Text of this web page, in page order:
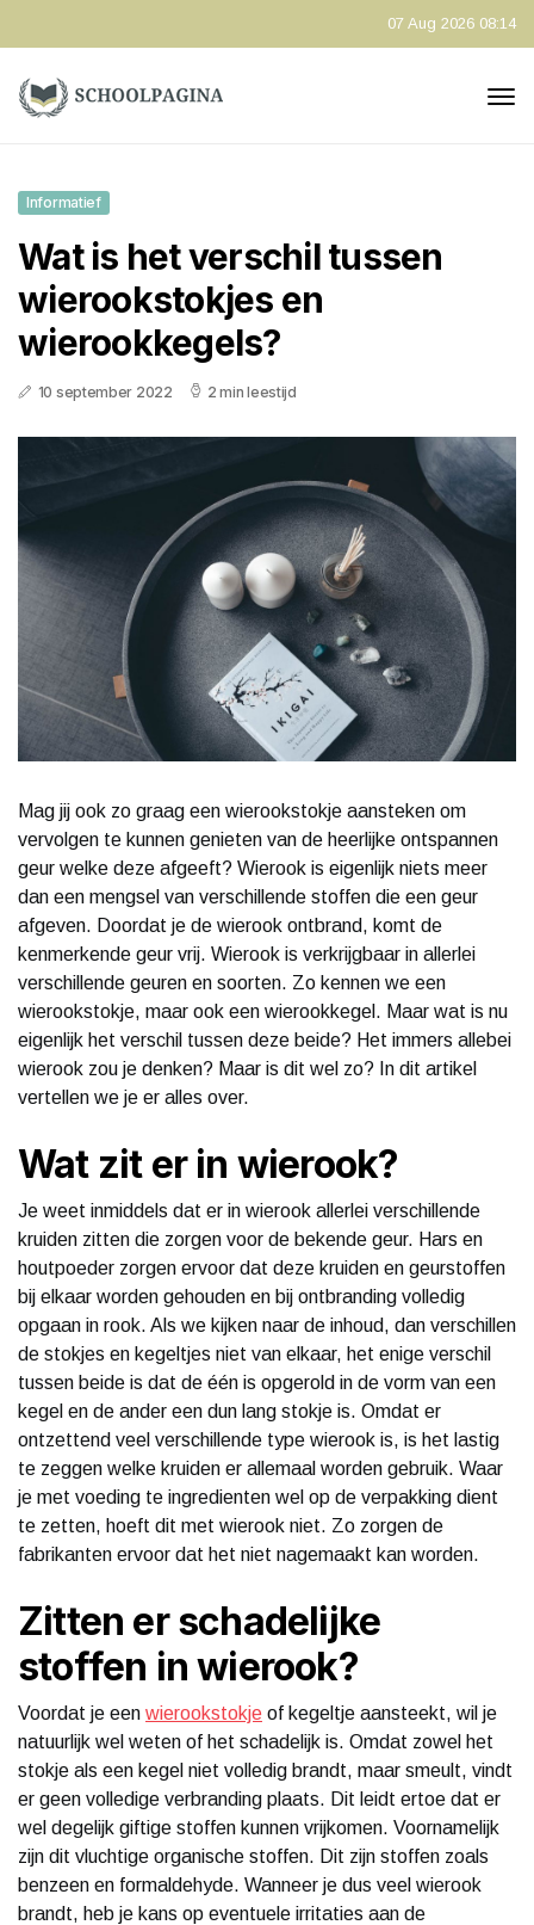
07 Aug 2026 08:14
Informatief
Wat is het verschil tussen
wierookstokjes en
wierookkegels?
10 september 2022 2 min leestijd
Mag jij ook zo graag een wierookstokje aansteken om
vervolgen te kunnen genieten van de heerlijke ontspannen
geur welke deze afgeeft? Wierook is eigenlijk niets meer
dan een mengsel van verschillende stoffen die een geur
afgeven. Doordat je de wierook ontbrand, komt de
kenmerkende geur vrij. Wierook is verkrijgbaar in allerlei
verschillende geuren en soorten. Zo kennen we een
wierookstokje, maar ook een wierookkegel. Maar wat is nu
eigenlijk het verschil tussen deze beide? Het immers allebei
wierook zou je denken? Maar is dit wel zo? In dit artikel
vertellen we je er alles over.
Wat zit er in wierook?
Je weet inmiddels dat er in wierook allerlei verschillende
kruiden zitten die zorgen voor de bekende geur. Hars en
houtpoeder zorgen ervoor dat deze kruiden en geurstoffen
bij elkaar worden gehouden en bij ontbranding volledig
opgaan in rook. Als we kijken naar de inhoud, dan verschillen
de stokjes en kegeltjes niet van elkaar, het enige verschil
tussen beide is dat de één is opgerold in de vorm van een
kegel en de ander een dun lang stokje is. Omdat er
ontzettend veel verschillende type wierook is, is het lastig
te zeggen welke kruiden er allemaal worden gebruik. Waar
je met voeding te ingredienten wel op de verpakking dient
te zetten, hoeft dit met wierook niet. Zo zorgen de
fabrikanten ervoor dat het niet nagemaakt kan worden.
Zitten er schadelijke
stoffen in wierook?
Voordat je een wierookstokje of kegeltje aansteekt, wil je
natuurlijk wel weten of het schadelijk is. Omdat zowel het
stokje als een kegel niet volledig brandt, maar smeult, vindt
er geen volledige verbranding plaats. Dit leidt ertoe dat er
wel degelijk giftige stoffen kunnen vrijkomen. Voornamelijk
zijn dit vluchtige organische stoffen. Dit zijn stoffen zoals
benzeen en formaldehyde. Wanneer je dus veel wierook
brandt, heb je kans op eventuele irritaties aan de